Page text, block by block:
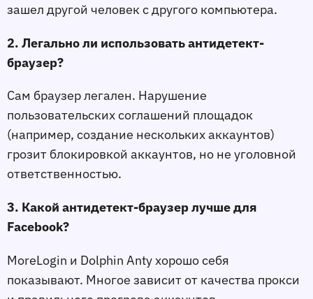
зашел другой человек с другого компьютера.
2. Легально ли использовать антидетект-
браузер?
Сам браузер легален. Нарушение
пользовательских соглашений площадок
(например, создание нескольких аккаунтов)
грозит блокировкой аккаунтов, но не уголовной
ответственностью.
3. Какой антидетект-браузер лучше для
Facebook?
MoreLogin и Dolphin Anty хорошо себя
показывают. Многое зависит от качества прокси